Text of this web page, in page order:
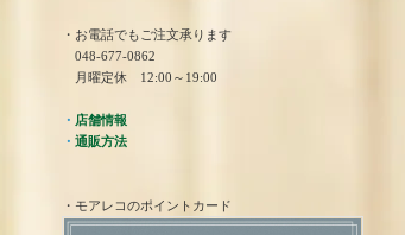
・お電話でもご注文承ります
048-677-0862
月曜定休 12:00～19:00
・ 店舗情報
・ 通販方法
・モアレコのポイントカード